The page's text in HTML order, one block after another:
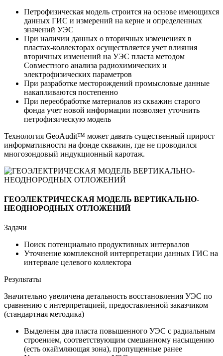
Петрофизическая модель строится на основе имеющихся
данных ГИС и измерений на керне и определенных
значений УЭС
При наличии данных о вторичных изменениях в
пластах-коллекторах осуществляется учет влияния
вторичных изменений на УЭС пласта методом
Совместного анализа радиохимических и
электрофизических параметров
При разработке месторождений промысловые данные
накапливаются постепенно
При переобработке материалов из скважин старого
фонда учет новой информации позволяет уточнить
петрофизическую модель
Технология GeoAudit™ может давать существенный прирост
информативности на фонде скважин, где не проводился
многозондовый индукционный каротаж.
ГЕОЭЛЕКТРИЧЕСКАЯ МОДЕЛЬ ВЕРТИКАЛЬНО-
НЕОДНОРОДНЫХ ОТЛОЖЕНИЙ
Задачи
Поиск потенциально продуктивных интервалов
Уточнение комплексной интерпретации данных ГИС на
интервале целевого коллектора
Результаты
Значительно увеличена детальность восстановления УЭС по
сравнению с интерпретацией, предоставленной заказчиком
(стандартная методика)
Выделены два пласта повышенного УЭС с радиальным
строением, соответствующим смешанному насыщению
(есть окаймляющая зона), пропущенные ранее